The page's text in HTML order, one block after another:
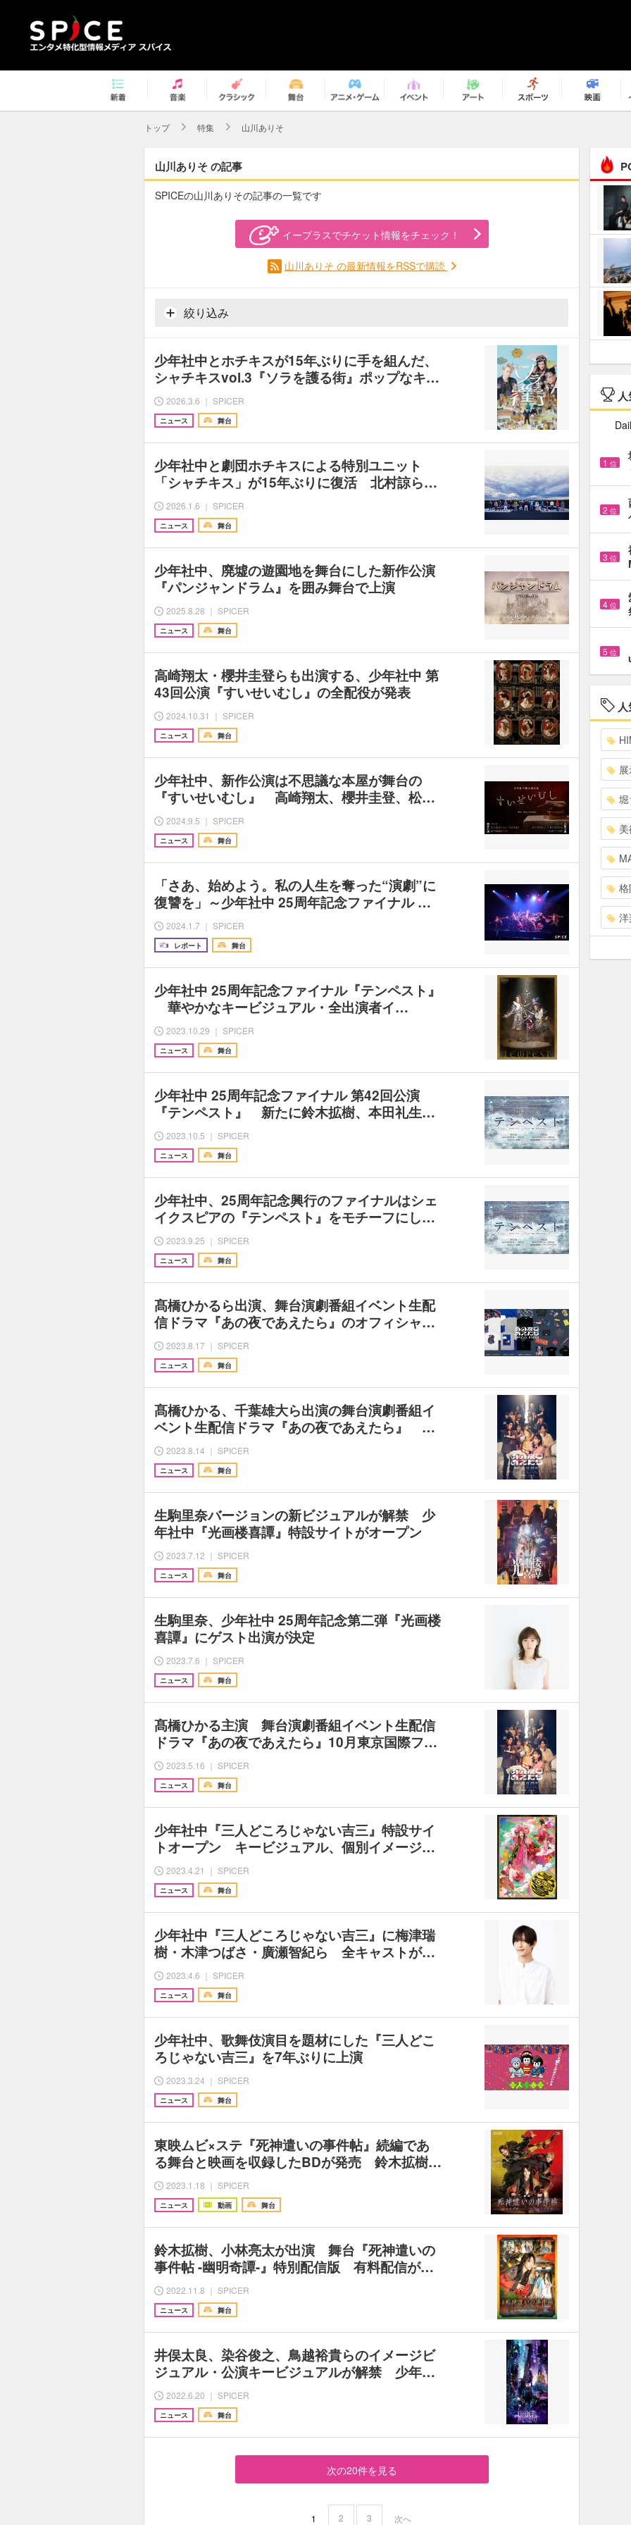
トップ 特集 山川ありそ
山川ありそ の記事
SPICEの山川ありその記事の一覧です
イープラスでチケット情報をチェック！
山川ありそ の最新情報をRSSで購読
絞り込み
少年社中とホチキスが15年ぶりに手を組んだ、
シャチキスvol.3『ソラを護る街』ポップなキ…
2026.3.6 ｜ SPICER
ニュース 舞台
少年社中と劇団ホチキスによる特別ユニット
「シャチキス」が15年ぶりに復活 北村諒ら…
2026.1.6 ｜ SPICER
ニュース 舞台
少年社中、廃墟の遊園地を舞台にした新作公演
『パンジャンドラム』を囲み舞台で上演
2025.8.28 ｜ SPICER
ニュース 舞台
高崎翔太・櫻井圭登らも出演する、少年社中 第
43回公演『すいせいむし』の全配役が発表
2024.10.31 ｜ SPICER
ニュース 舞台
少年社中、新作公演は不思議な本屋が舞台の
『すいせいむし』 高崎翔太、櫻井圭登、松…
2024.9.5 ｜ SPICER
ニュース 舞台
「さあ、始めよう。私の人生を奪った“演劇”に
復讐を」～少年社中 25周年記念ファイナル …
2024.1.7 ｜ SPICER
レポート 舞台
少年社中 25周年記念ファイナル『テンペスト』
華やかなキービジュアル・全出演者イ…
2023.10.29 ｜ SPICER
ニュース 舞台
少年社中 25周年記念ファイナル 第42回公演
『テンペスト』 新たに鈴木拡樹、本田礼生…
2023.10.5 ｜ SPICER
ニュース 舞台
少年社中、25周年記念興行のファイナルはシェ
イクスピアの『テンペスト』をモチーフにし…
2023.9.25 ｜ SPICER
ニュース 舞台
髙橋ひかるら出演、舞台演劇番組イベント生配
信ドラマ『あの夜であえたら』のオフィシャ…
2023.8.17 ｜ SPICER
ニュース 舞台
髙橋ひかる、千葉雄大ら出演の舞台演劇番組イ
ベント生配信ドラマ『あの夜であえたら』 …
2023.8.14 ｜ SPICER
ニュース 舞台
生駒里奈バージョンの新ビジュアルが解禁 少
年社中『光画楼喜譚』特設サイトがオープン
2023.7.12 ｜ SPICER
ニュース 舞台
生駒里奈、少年社中 25周年記念第二弾『光画楼
喜譚』にゲスト出演が決定
2023.7.6 ｜ SPICER
ニュース 舞台
髙橋ひかる主演 舞台演劇番組イベント生配信
ドラマ『あの夜であえたら』10月東京国際フ…
2023.5.16 ｜ SPICER
ニュース 舞台
少年社中『三人どころじゃない吉三』特設サイ
トオープン キービジュアル、個別イメージ…
2023.4.21 ｜ SPICER
ニュース 舞台
少年社中『三人どころじゃない吉三』に梅津瑞
樹・木津つばさ・廣瀬智紀ら 全キャストが…
2023.4.6 ｜ SPICER
ニュース 舞台
少年社中、歌舞伎演目を題材にした『三人どこ
ろじゃない吉三』を7年ぶりに上演
2023.3.24 ｜ SPICER
ニュース 舞台
東映ムビ×ステ『死神遣いの事件帖』続編であ
る舞台と映画を収録したBDが発売 鈴木拡樹…
2023.1.18 ｜ SPICER
ニュース 動画 舞台
鈴木拡樹、小林亮太が出演 舞台『死神遣いの
事件帖 -幽明奇譚-』特別配信版 有料配信が…
2022.11.8 ｜ SPICER
ニュース 舞台
井俣太良、染谷俊之、鳥越裕貴らのイメージビ
ジュアル・公演キービジュアルが解禁 少年…
2022.6.20 ｜ SPICER
ニュース 舞台
次の20件を見る
1 2 3 次へ
1 位
2 位
3 位
4 位
5 位